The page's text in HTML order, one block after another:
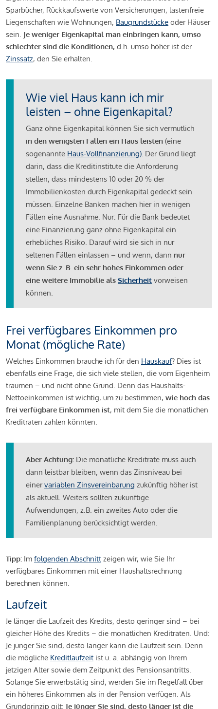
Sparbücher, Rückkaufswerte von Versicherungen, lastenfreie
Liegenschaften wie Wohnungen, Baugrundstücke oder Häuser
sein. Je weniger Eigenkapital man einbringen kann, umso
schlechter sind die Konditionen, d.h. umso höher ist der
Zinssatz, den Sie erhalten.
Wie viel Haus kann ich mir
leisten – ohne Eigenkapital?
Ganz ohne Eigenkapital können Sie sich vermutlich
in den wenigsten Fällen ein Haus leisten (eine
sogenannte Haus-Vollfinanzierung). Der Grund liegt
darin, dass die Kreditinstitute die Anforderung
stellen, dass mindestens 10 oder 20 % der
Immobilienkosten durch Eigenkapital gedeckt sein
müssen. Einzelne Banken machen hier in wenigen
Fällen eine Ausnahme. Nur: Für die Bank bedeutet
eine Finanzierung ganz ohne Eigenkapital ein
erhebliches Risiko. Darauf wird sie sich in nur
seltenen Fällen einlassen – und wenn, dann nur
wenn Sie z. B. ein sehr hohes Einkommen oder
eine weitere Immobilie als Sicherheit vorweisen
können.
Frei verfügbares Einkommen pro
Monat (mögliche Rate)
Welches Einkommen brauche ich für den Hauskauf? Dies ist
ebenfalls eine Frage, die sich viele stellen, die vom Eigenheim
träumen – und nicht ohne Grund. Denn das Haushalts-
Nettoeinkommen ist wichtig, um zu bestimmen, wie hoch das
frei verfügbare Einkommen ist, mit dem Sie die monatlichen
Kreditraten zahlen könnten.
Aber Achtung: Die monatliche Kreditrate muss auch
dann leistbar bleiben, wenn das Zinsniveau bei
einervariablen Zinsvereinbarung zukünftig höher ist
als aktuell. Weiters sollten zukünftige
Aufwendungen, z.B. ein zweites Auto oder die
Familienplanung berücksichtigt werden.
Tipp: Im folgenden Abschnitt zeigen wir, wie Sie Ihr
verfügbares Einkommen mit einer Haushaltsrechnung
berechnen können.
Laufzeit
Je länger die Laufzeit des Kredits, desto geringer sind – bei
gleicher Höhe des Kredits – die monatlichen Kreditraten. Und:
Je jünger Sie sind, desto länger kann die Laufzeit sein. Denn
die mögliche Kreditlaufzeit ist u. a. abhängig von Ihrem
jetzigen Alter sowie dem Zeitpunkt des Pensionsantritts.
Solange Sie erwerbstätig sind, werden Sie im Regelfall über
ein höheres Einkommen als in der Pension verfügen. Als
Grundprinzip gilt: Je jünger Sie sind, desto länger ist die